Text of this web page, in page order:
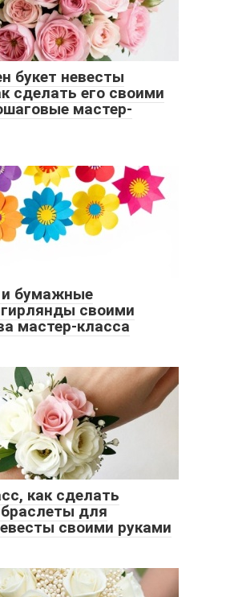
букет невесты
сделать его своими
мастер-
бумажные
своими
мастер-класса
как сделать
для
своими руками